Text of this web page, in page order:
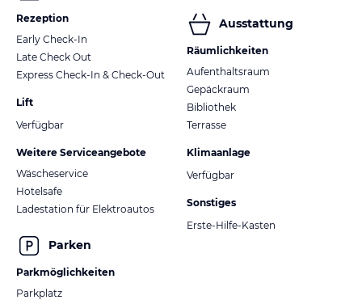
Rezeption
Early Check-In
Late Check Out
Express Check-In & Check-Out
Lift
Verfügbar
Weitere Serviceangebote
Wäscheservice
Hotelsafe
Ladestation für Elektroautos
Parken
Parkmöglichkeiten
Parkplatz
Ausstattung
Räumlichkeiten
Aufenthaltsraum
Gepäckraum
Bibliothek
Terrasse
Klimaanlage
Verfügbar
Sonstiges
Erste-Hilfe-Kasten